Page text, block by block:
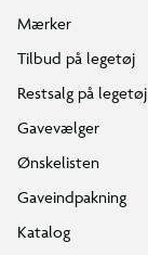
Mærker
Tilbud på legetøj
Restsalg på legetøj
Gavevælger
Ønskelisten
Gaveindpakning
Katalog